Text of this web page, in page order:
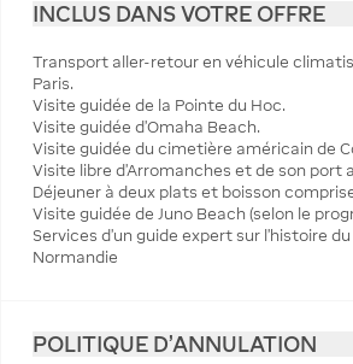
INCLUS DANS VOTRE OFFRE
Transport aller-retour en véhicule
Paris.
Visite guidée de la Pointe du Hoc.
Visite guidée d'Omaha Beach.
Visite guidée du cimetière américain de
Visite libre d'Arromanches et de son port
Déjeuner à deux plats et boisson
Visite guidée de Juno Beach (selon le
Services d'un guide expert sur l'histoire
Normandie
POLITIQUE D'ANNULATION